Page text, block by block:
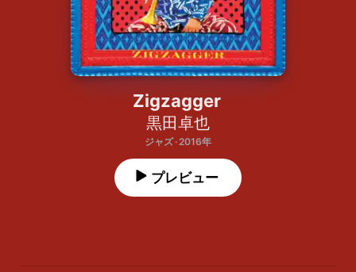
Zigzagger
黒田卓也
ジャズ · 2016年
プレビュー